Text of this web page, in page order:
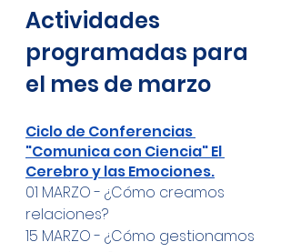
Actividades
programadas para
el mes de marzo
Ciclo de Conferencias
"Comunica con Ciencia" El
Cerebro y las Emociones.
01 MARZO - ¿Cómo creamos
relaciones?
15 MARZO - ¿Cómo gestionamos